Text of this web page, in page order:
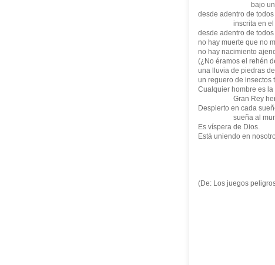
bajo un friso
desde adentro de
inscrita en el
desde adentro de
no hay muerte que no
no hay nacimiento
(¿No éramos el rehén
una lluvia de piedras
un reguero de insectos
Cualquier hombre es
Gran Rey herido
Despierto en cada
sueña al
Es víspera de Dios.
Está uniendo en
(De: Los juegos